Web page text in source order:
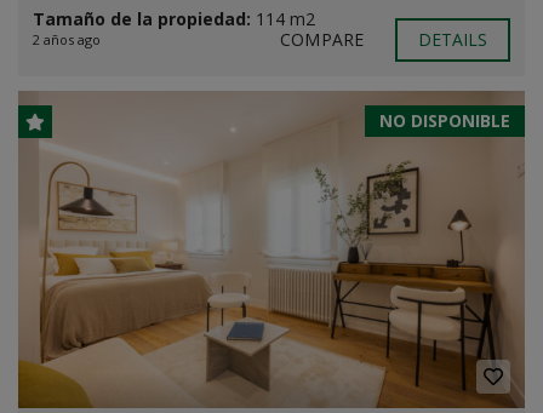
Tamaño de la propiedad: 114 m2
2 años ago COMPARE DETAILS
NO DISPONIBLE